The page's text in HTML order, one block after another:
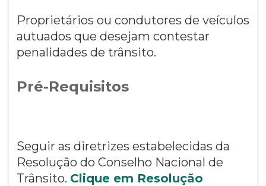
Proprietários ou condutores de veículos
autuados que desejam contestar
penalidades de trânsito.
Pré-Requisitos
Seguir as diretrizes estabelecidas da
Resolução do Conselho Nacional de
Trânsito. Clique em Resolução